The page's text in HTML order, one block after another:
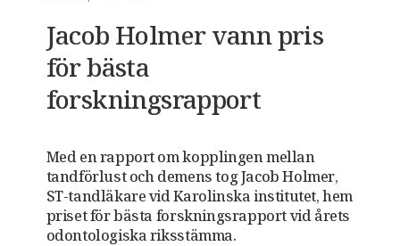
Jacob Holmer vann pris
för bästa
forskningsrapport
Med en rapport om kopplingen mellan
tandförlust och demens tog Jacob Holmer,
ST-tandläkare vid Karolinska institutet, hem
priset för bästa forskningsrapport vid årets
odontologiska riksstämma.